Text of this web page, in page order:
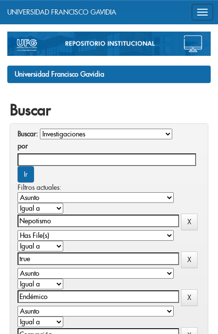
navigation
UNIVERSIDAD FRANCISCO GAVIDIA
Universidad Francisco Gavidia
Buscar
Buscar:
por
Filtros actuales: